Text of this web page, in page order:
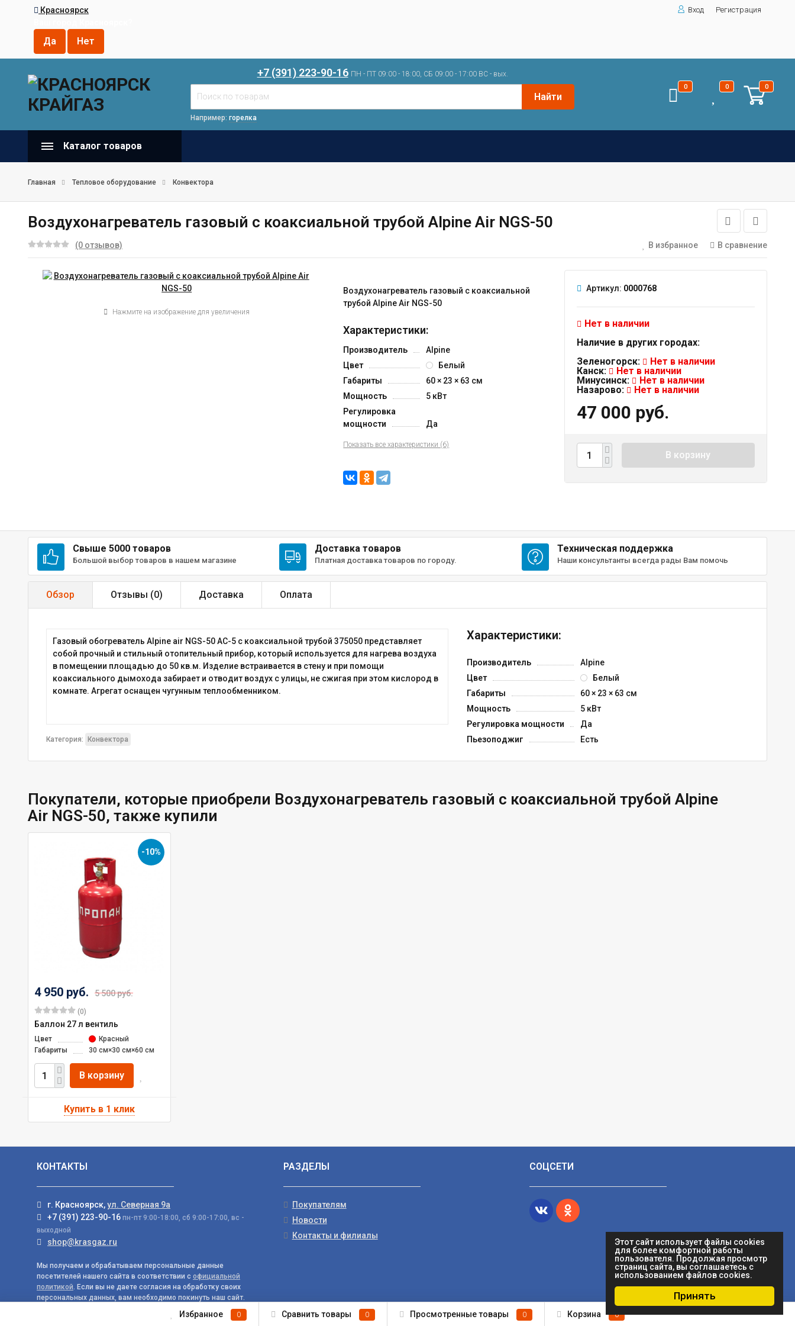
Принять
Этот сайт использует файлы cookies
для более комфортной работы
пользователя. Продолжая просмотр
страниц сайта, вы соглашаетесь с
использованием файлов cookies.
Красноярск
Вход Регистрация
+7 (391) 223-90-16 ПН - ПТ 09:00 - 18:00, СБ 09:00 - 17:00 ВС - вых.
Найти
Например: горелка
0 0 0
Каталог товаров
Главная Тепловое оборудование Конвектора
Воздухонагреватель газовый с коаксиальной трубой Alpine Air NGS-50
(0 отзывов) В избранное В сравнение
Нажмите на изображение для увеличения
Воздухонагреватель газовый с коаксиальной
трубой Alpine Air NGS-50
Характеристики:
Производитель
Alpine
Цвет
Белый
Габариты
60 × 23 × 63 см
Мощность
5 кВт
Регулировка
мощности
Да
Показать все характеристики (6)
Артикул: 0000768
Нет в наличии
Наличие в других городах:
Зеленогорск:
Нет в наличии
Канск:
Нет в наличии
Минусинск:
Нет в наличии
Назарово:
Нет в наличии
47 000 руб.
В корзину
Свыше 5000 товаров
Большой выбор товаров в нашем магазине
Доставка товаров
Платная доставка товаров по городу.
Техническая поддержка
Наши консультанты всегда рады Вам помочь
Обзор Отзывы (0) Доставка Оплата
Газовый обогреватель Alpine air NGS-50 AC-5 с коаксиальной трубой 375050 представляет
собой прочный и стильный отопительный прибор, который используется для нагрева воздуха
в помещении площадью до 50 кв.м. Изделие встраивается в стену и при помощи
коаксиального дымохода забирает и отводит воздух с улицы, не сжигая при этом кислород в
комнате. Агрегат оснащен чугунным теплообменником.
Категория: Конвектора
Характеристики:
Производитель
Alpine
Цвет
Белый
Габариты
60 × 23 × 63 см
Мощность
5 кВт
Регулировка мощности
Да
Пьезоподжиг
Есть
Покупатели, которые приобрели Воздухонагреватель газовый с коаксиальной трубой Alpine
Air NGS-50, также купили
-10%
4 950 руб. 5 500 руб.
(0)
Баллон 27 л вентиль
Цвет
Красный
Габариты
30 см×30 см×60 см
В корзину
КОНТАКТЫ
г. Красноярск,ул. Северная 9а
+7 (391) 223-90-16 пн-пт 9:00-18:00, сб 9:00-17:00, вс -
выходной
shop@krasgaz.ru
Мы получаем и обрабатываем персональные данные
посетителей нашего сайта в соответствии с официальной
политикой. Если вы не даете согласия на обработку своих
персональных данных, вам необходимо покинуть наш сайт.
РАЗДЕЛЫ
Покупателям
Новости
Контакты и филиалы
СОЦСЕТИ
Избранное 0 Сравнить товары 0 Просмотренные товары 0 Корзина 0